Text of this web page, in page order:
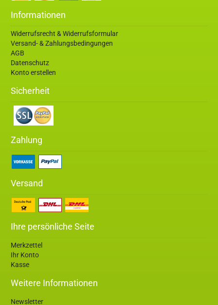
Informationen
Widerrufsrecht & Widerrufsformular
Versand- & Zahlungsbedingungen
AGB
Datenschutz
Konto erstellen
Sicherheit
Zahlung
Versand
Ihre persönliche Seite
Merkzettel
Ihr Konto
Kasse
Weitere Informationen
Newsletter